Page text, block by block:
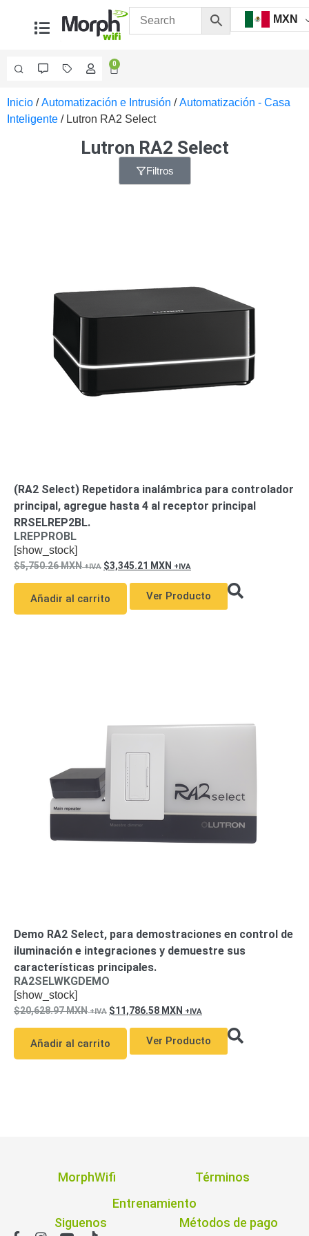
MXN
0
[menu
cat="videovigilancia"]
Inicio /Automatización e Intrusión /Automatización - Casa
Inteligente / Lutron RA2 Select
Lutron RA2 Select
Filtros
(RA2 Select) Repetidora inalámbrica para controlador
principal, agregue hasta 4 al receptor principal
RRSELREP2BL.
LREPPROBL
[show_stock]
5,750.26MXN 3,345.21 MXN
Añadir al carrito Ver Producto
Demo RA2 Select, para demostraciones en control de
iluminación e integraciones y demuestre sus
características principales.
RA2SELWKGDEMO
[show_stock]
20,628.97MXN 11,786.58 MXN
Añadir al carrito Ver Producto
MorphWifi
Términos
Entrenamiento
Siguenos
Métodos de pago